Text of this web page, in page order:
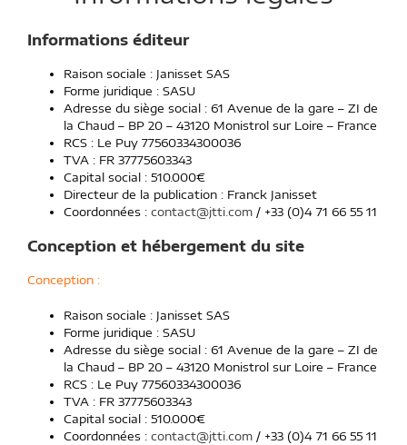
Informations éditeur
Raison sociale : Janisset SAS
Forme juridique : SASU
Adresse du siège social : 61 Avenue de la gare – ZI de
la Chaud – BP 20 – 43120 Monistrol sur Loire – France
RCS : Le Puy 77560334300036
TVA : FR 37775603343
Capital social : 510.000€
Directeur de la publication : Franck Janisset
Coordonnées : contact@jtti.com / +33 (0)4 71 66 55 11
Conception et hébergement du site
Conception :
Raison sociale : Janisset SAS
Forme juridique : SASU
Adresse du siège social : 61 Avenue de la gare – ZI de
la Chaud – BP 20 – 43120 Monistrol sur Loire – France
RCS : Le Puy 77560334300036
TVA : FR 37775603343
Capital social : 510.000€
Coordonnées : contact@jtti.com / +33 (0)4 71 66 55 11